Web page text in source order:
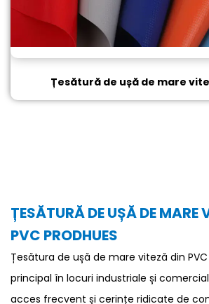
Țesătură de ușă de mare
ȚESĂTURĂ DE UȘĂ DE MARE
PVC PRODHUES
Țesătura de ușă de mare viteză din
principal în locuri industriale și
acces frecvent și cerințe ridicate de